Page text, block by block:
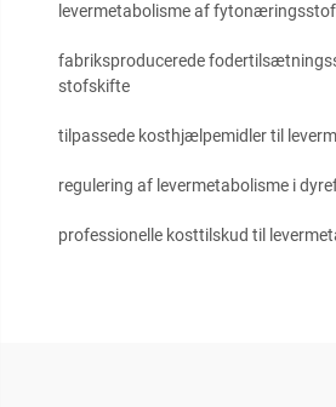
levermetabolisme af
fabriksproducerede
stofskifte
tilpassede kosthjælpemidler til
regulering af levermetabolisme i
professionelle kosttilskud til